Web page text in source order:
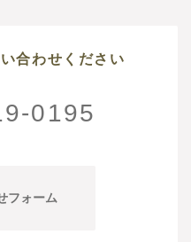
合わせください
0195
フォーム